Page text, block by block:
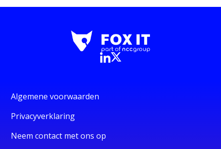
Algemene voorwaarden
Privacyverklaring
Neem contact met ons op